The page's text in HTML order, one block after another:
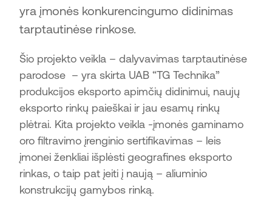
yra įmonės konkurencingumo didinimas
tarptautinėse rinkose.
Šio projekto veikla – dalyvavimas tarptautinėse
parodose – yra skirta UAB “TG Technika”
produkcijos eksporto apimčių didinimui, naujų
eksporto rinkų paieškai ir jau esamų rinkų
plėtrai. Kita projekto veikla -įmonės gaminamo
oro filtravimo įrenginio sertifikavimas – leis
įmonei ženkliai išplėsti geografines eksporto
rinkas, o taip pat įeiti į naują – aliuminio
konstrukcijų gamybos rinką.